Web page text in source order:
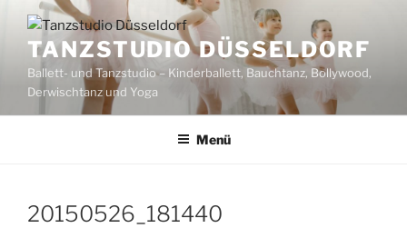
Inhalt
springenTANZSTUDIO DÜSSELDORF
Ballett- und Tanzstudio – Kinderballett, Bauchtanz, Bollywood,
Derwischtanz und Yoga
Menü
20150526_181440